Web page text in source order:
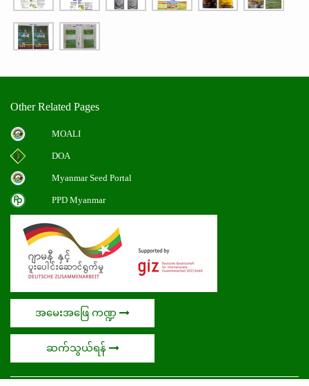
Other Related Pages
MOALI
DOA
Myanmar Seed Portal
PPD Myanmar
အမေးအဖြေ ကဏ္ဍ
ဆက်သွယ်ရန်